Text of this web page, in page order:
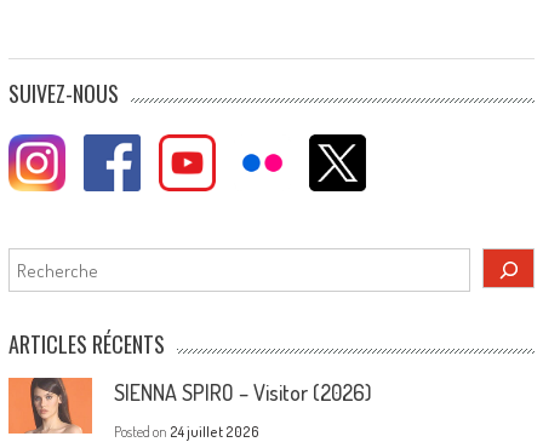
SUIVEZ-NOUS
Rechercher
ARTICLES RÉCENTS
SIENNA SPIRO – Visitor (2026)
Posted on 24 juillet 2026